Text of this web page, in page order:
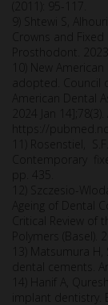
9) Shtewi S,
Crowns and
Prosthodont. 2023
10) New
adopted. Council
American Dental
2024 Jan
https://
11) Rosenstiel,
Contemporary
pp. 435.
12) Szczesio-
Ageing of Dental
Critical Review
Polymers (Basel).
13) Matsumura
dental cements.
14) Hanif A,
implant dentistry.